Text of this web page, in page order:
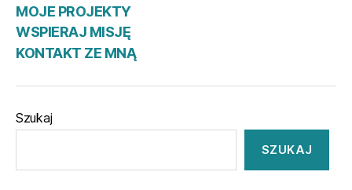
MOJE PROJEKTY
WSPIERAJ MISJĘ
KONTAKT ZE MNĄ
Szukaj
SZUKAJ